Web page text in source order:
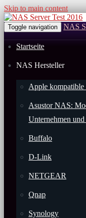
Skip to main content
Toggle navigation NAS
Startseite
NAS Hersteller
Apple
Asustor NAS:
Unternehmen
Buffalo
D-Link
NETGEAR
Qnap
Synology